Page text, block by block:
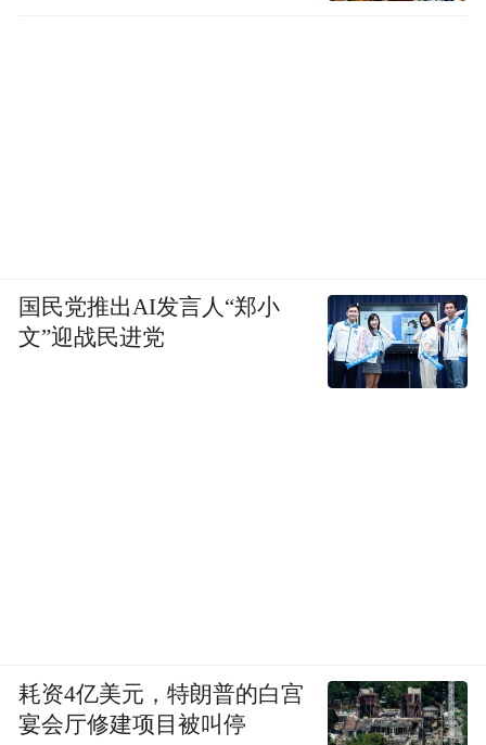
国民党推出AI发言人“郑小
文”迎战民进党
耗资4亿美元，特朗普的白宫
宴会厅修建项目被叫停